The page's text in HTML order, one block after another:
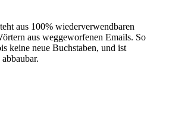
aus 100% wiederverwendbaren
aus weggeworfenen Emails. So
keine neue Buchstaben, und ist